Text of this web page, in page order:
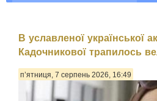
В уславленої української
Кадочникової трапилось
п’ятниця, 7 серпень 2026, 16:49